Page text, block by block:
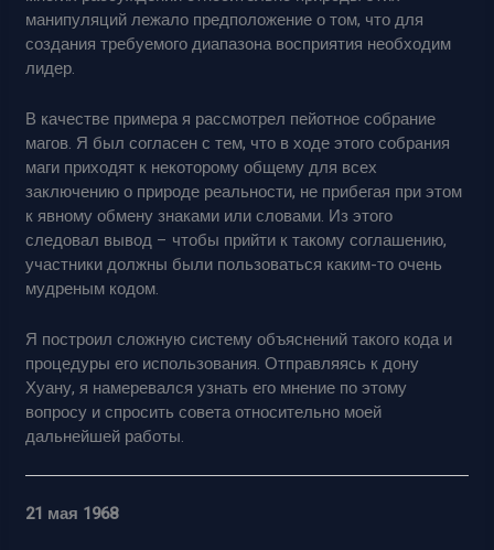
манипуляций лежало предположение о том, что для
создания требуемого диапазона восприятия необходим
лидер.
В качестве примера я рассмотрел пейотное собрание
магов. Я был согласен с тем, что в ходе этого собрания
маги приходят к некоторому общему для всех
заключению о природе реальности, не прибегая при этом
к явному обмену знаками или словами. Из этого
следовал вывод – чтобы прийти к такому соглашению,
участники должны были пользоваться каким-то очень
мудреным кодом.
Я построил сложную систему объяснений такого кода и
процедуры его использования. Отправляясь к дону
Хуану, я намеревался узнать его мнение по этому
вопросу и спросить совета относительно моей
дальнейшей работы.
21 мая 1968